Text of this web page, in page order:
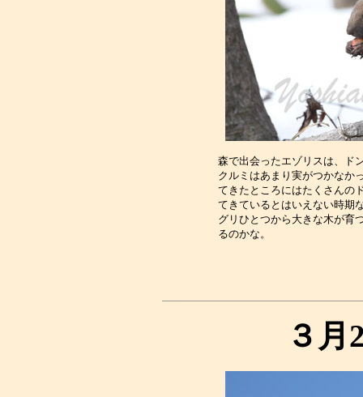
森で出会ったエゾリスは、ド
クルミはあまり実がつかなか
てきたところにはたくさんの
てきているとはいえない時期
グリひとつから大きな木が育
３月